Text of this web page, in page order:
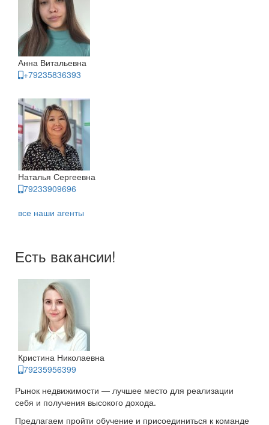
Анна Витальевна
+79235836393
Наталья Сергеевна
79233909696
все наши агенты
Есть вакансии!
Кристина Николаевна
79235956399
Рынок недвижимости — лучшее место для реализации
себя и получения высокого дохода.
Предлагаем пройти обучение и присоединиться к команде